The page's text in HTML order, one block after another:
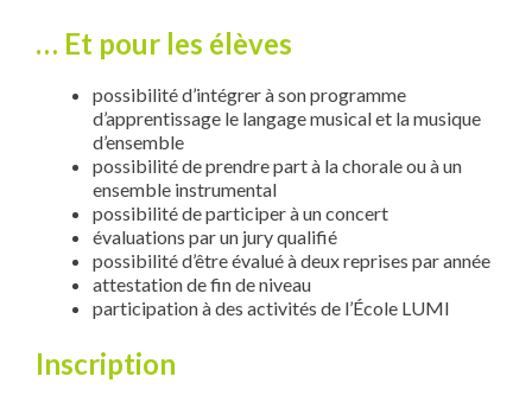
… Et pour les élèves
possibilité d’intégrer à son programme
d’apprentissage le langage musical et la musique
d’ensemble
possibilité de prendre part à la chorale ou à un
ensemble instrumental
possibilité de participer à un concert
évaluations par un jury qualifié
possibilité d’être évalué à deux reprises par année
attestation de fin de niveau
participation à des activités de l’École LUMI
Inscription